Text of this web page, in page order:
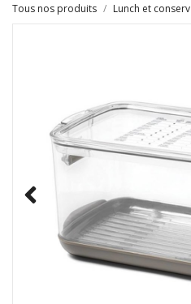
Tous nos produits / Lunch et